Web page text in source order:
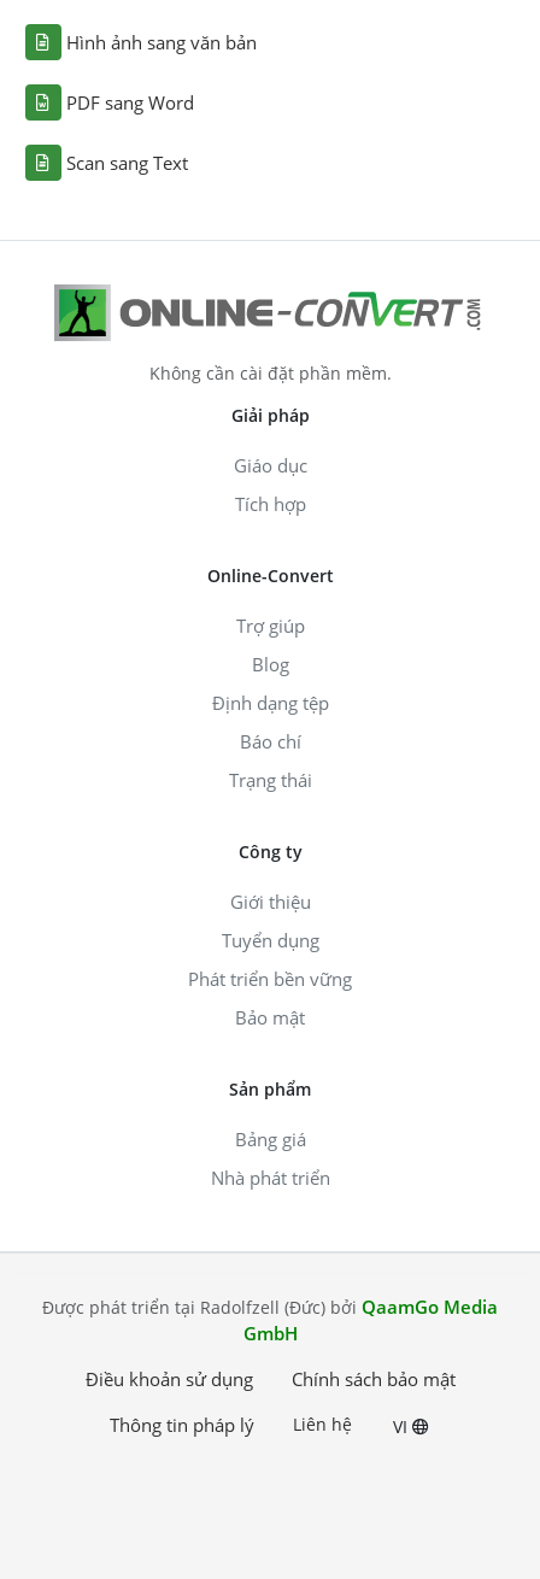
Hình ảnh sang văn bản
PDF sang Word
Scan sang Text
Không cần cài đặt phần mềm.
Giải pháp
Giáo dục
Tích hợp
Online-Convert
Trợ giúp
Blog
Định dạng tệp
Báo chí
Trạng thái
Công ty
Giới thiệu
Tuyển dụng
Phát triển bền vững
Bảo mật
Sản phẩm
Bảng giá
Nhà phát triển
Được phát triển tại Radolfzell (Đức) bởi QaamGo Media
GmbH
Điều khoản sử dụng
Chính sách bảo mật
Thông tin pháp lý
Liên hệ VI